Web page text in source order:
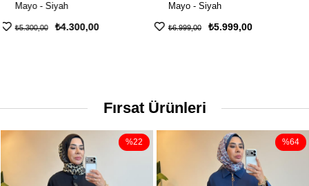
Mayo - Siyah
₺4.300,00
₺5.300,00
Mayo - Siyah
₺5.999,00
₺6.999,00
Fırsat Ürünleri
%22 %64